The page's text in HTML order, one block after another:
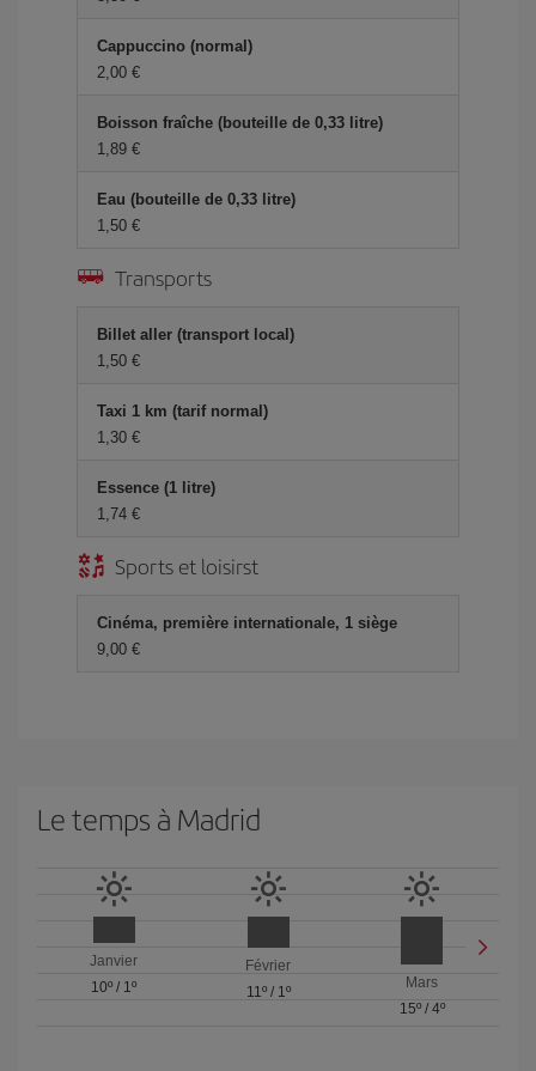
Cappuccino (normal)
2,00 €
Boisson fraîche (bouteille de 0,33 litre)
1,89 €
Eau (bouteille de 0,33 litre)
1,50 €
Transports
Billet aller (transport local)
1,50 €
Taxi 1 km (tarif normal)
1,30 €
Essence (1 litre)
1,74 €
Sports et loisirst
Cinéma, première internationale, 1 siège
9,00 €
Le temps à Madrid
Janvier
10º / 1º
Février
11º/ 1º
Mars
15º/ 4º